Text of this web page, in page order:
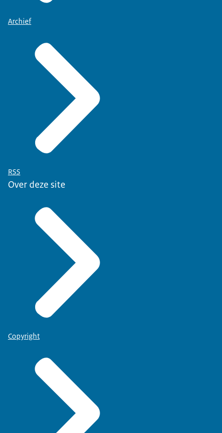
Archief
RSS
Over deze site
Copyright